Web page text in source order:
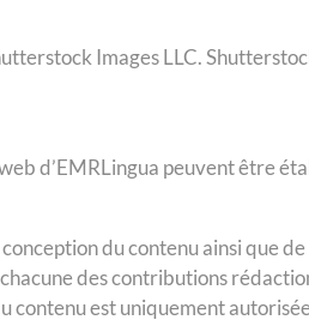
Images LLC.
d’EMRLingua peuvent être
du contenu ainsi que
des contributions
contenu est uniquement